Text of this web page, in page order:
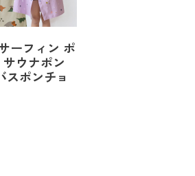
ーフィン ポ
ウナポン
スポンチョ